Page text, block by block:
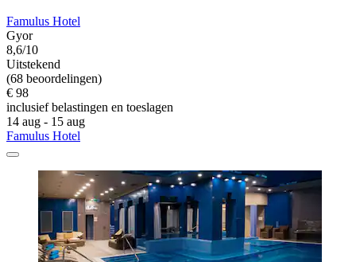
Famulus Hotel
Gyor
8,6/10
Uitstekend
(68 beoordelingen)
€ 98
inclusief belastingen en toeslagen
14 aug - 15 aug
Famulus Hotel